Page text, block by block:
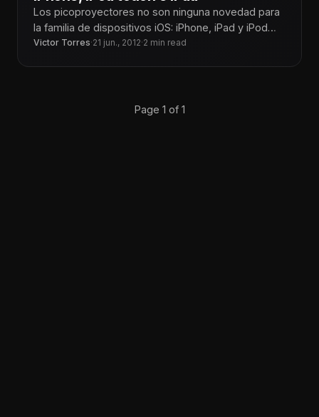
Los picoproyectores no son ninguna novedad para
la familia de dispositivos iOS: iPhone, iPad y iPod
touch. Lo interesante del
Victor Torres·21 jun., 2012·2 min read
Page 1 of 1